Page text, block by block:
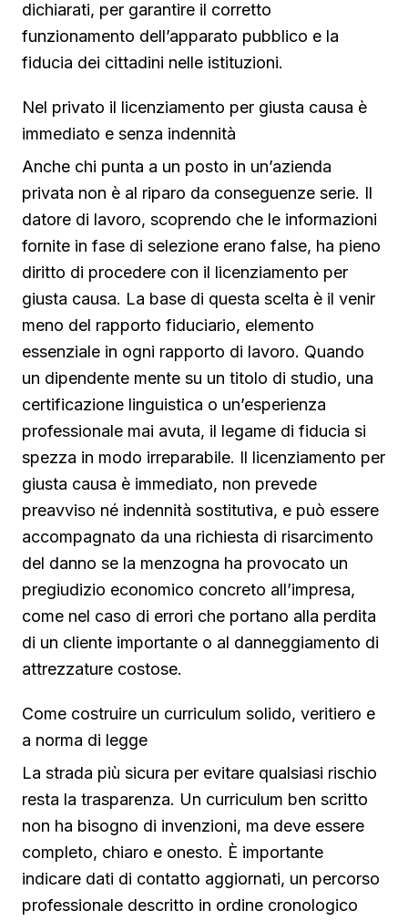
dichiarati, per garantire il corretto
funzionamento dell’apparato pubblico e la
fiducia dei cittadini nelle istituzioni.
Nel privato il licenziamento per giusta causa è
immediato e senza indennità
Anche chi punta a un posto in un’azienda
privata non è al riparo da conseguenze serie. Il
datore di lavoro, scoprendo che le informazioni
fornite in fase di selezione erano false, ha pieno
diritto di procedere con il licenziamento per
giusta causa. La base di questa scelta è il venir
meno del rapporto fiduciario, elemento
essenziale in ogni rapporto di lavoro. Quando
un dipendente mente su un titolo di studio, una
certificazione linguistica o un’esperienza
professionale mai avuta, il legame di fiducia si
spezza in modo irreparabile. Il licenziamento per
giusta causa è immediato, non prevede
preavviso né indennità sostitutiva, e può essere
accompagnato da una richiesta di risarcimento
del danno se la menzogna ha provocato un
pregiudizio economico concreto all’impresa,
come nel caso di errori che portano alla perdita
di un cliente importante o al danneggiamento di
attrezzature costose.
Come costruire un curriculum solido, veritiero e
a norma di legge
La strada più sicura per evitare qualsiasi rischio
resta la trasparenza. Un curriculum ben scritto
non ha bisogno di invenzioni, ma deve essere
completo, chiaro e onesto. È importante
indicare dati di contatto aggiornati, un percorso
professionale descritto in ordine cronologico